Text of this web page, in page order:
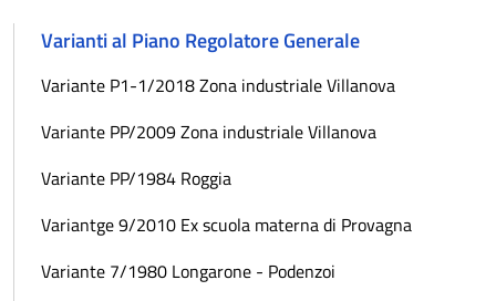
Varianti al Piano Regolatore Generale
Variante P1-1/2018 Zona industriale Villanova
Variante PP/2009 Zona industriale Villanova
Variante PP/1984 Roggia
Variantge 9/2010 Ex scuola materna di Provagna
Variante 7/1980 Longarone - Podenzoi